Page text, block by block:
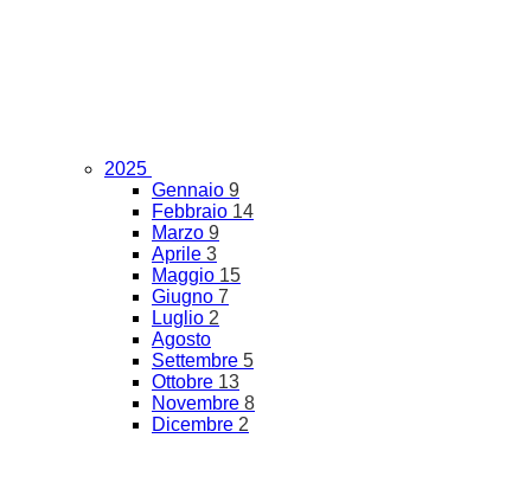
2025
Gennaio 9
Febbraio 14
Marzo 9
Aprile 3
Maggio 15
Giugno 7
Luglio 2
Agosto
Settembre 5
Ottobre 13
Novembre 8
Dicembre 2